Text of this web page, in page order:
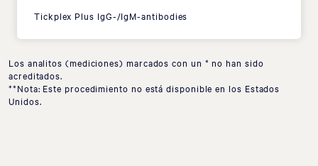
Tickplex Plus IgG-/IgM-antibodies
Los analitos (mediciones) marcados con un * no han sido
acreditados.
**Nota: Este procedimiento no está disponible en los Estados
Unidos.